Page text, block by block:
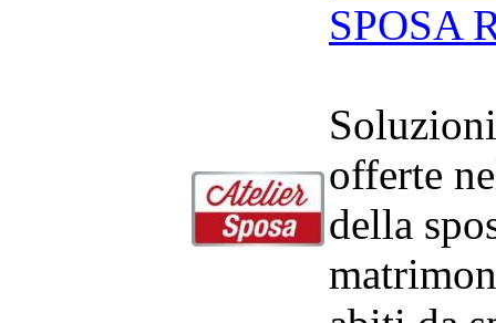
SPOSA
offerte
della